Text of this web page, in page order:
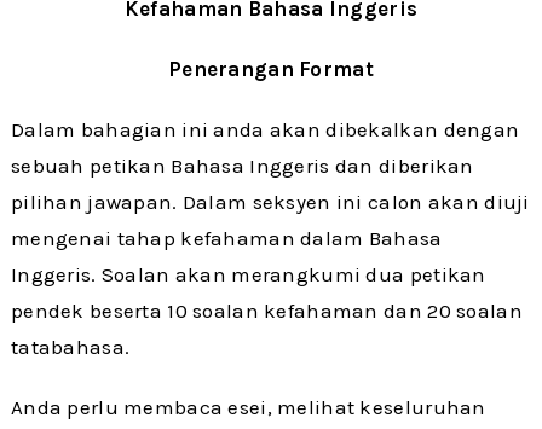
Kefahaman Bahasa Inggeris
Penerangan Format
Dalam bahagian ini anda akan dibekalkan dengan
sebuah petikan Bahasa Inggeris dan diberikan
pilihan jawapan. Dalam seksyen ini calon akan diuji
mengenai tahap kefahaman dalam Bahasa
Inggeris. Soalan akan merangkumi dua petikan
pendek beserta 10 soalan kefahaman dan 20 soalan
tatabahasa.
Anda perlu membaca esei, melihat keseluruhan